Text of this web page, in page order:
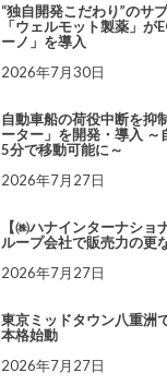
“独自開発こだわり”のサ
「ウェルモット製薬」が
ーノ」を導入
2026年7月30日
自動車船の荷役中断を抑
ーター」を開発・導入
5分で移動可能に～
2026年7月27日
【㈱ハナインターナシ
ループ会社で販売力の更
2026年7月27日
東京ミッドタウン八重洲
本格始動
2026年7月27日